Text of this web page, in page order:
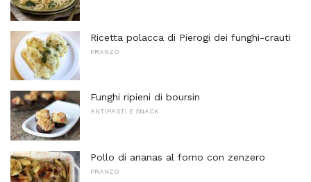
Ricetta polacca di Pierogi dei funghi-crauti
PRANZO
Funghi ripieni di boursin
ANTIPASTI E SNACK
Pollo di ananas al forno con zenzero
PRANZO